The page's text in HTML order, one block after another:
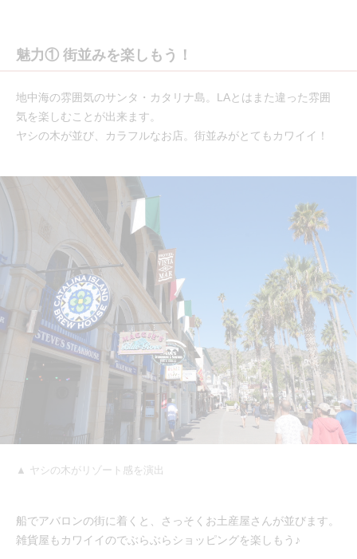
魅力① 街並みを楽しもう！
地中海の雰囲気のサンタ・カタリナ島。LAとはまた違った雰囲
気を楽しむことが出来ます。
ヤシの木が並び、カラフルなお店。街並みがとてもカワイイ！
▲ ヤシの木がリゾート感を演出
船でアバロンの街に着くと、さっそくお土産屋さんが並びます。
雑貨屋もカワイイのでぶらぶらショッピングを楽しもう♪